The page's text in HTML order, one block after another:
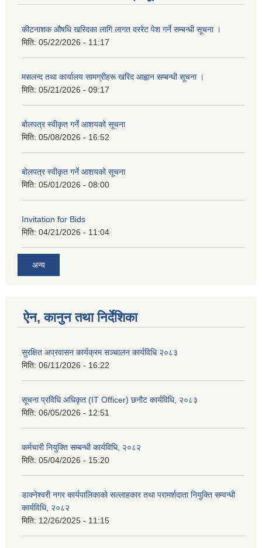
कीटनाशक औषधि खरिदका लागि लागत दररेट पेश गर्ने सम्बन्धी सूचना ।
मिति: 05/22/2026 - 11:17
मसलन्द तथा कार्यालय सामग्रीहरू खरिद आह्वान सम्बन्धी सूचना ।
मिति: 05/21/2026 - 09:17
बोलपत्र स्वीकृत गर्ने आशयको सूचना
मिति: 05/08/2026 - 16:52
बोलपत्र स्वीकृत गर्ने आशयको सूचना
मिति: 05/01/2026 - 08:00
Invitation for Bids
मिति: 04/21/2026 - 11:04
अन्य
ऐन, कानुन तथा निर्देशिका
सुरक्षित अप्रवासन कार्यक्रम सञ्चालन कार्यविधि २०८३
मिति: 06/11/2026 - 16:22
सूचना प्रविधि अधिकृत (IT Officer) छनौट कार्यविधि, २०८३
मिति: 06/05/2026 - 12:51
कर्मचारी नियुक्ति सम्बन्धी कार्यविधि, २०८२
मिति: 05/04/2026 - 15:20
डाक्नेश्वरी नगर कार्यपालिकाको सल्लाहकार तथा परामर्शदाता नियुक्ति सम्वन्धी
कार्यविधि, २०८२
मिति: 12/26/2025 - 11:15